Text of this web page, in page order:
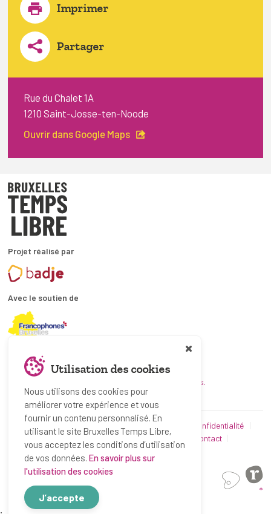
Imprimer
Partager
Rue du Chalet 1A
1210 Saint-Josse-ten-Noode
Ouvrir dans Google Maps
Projet réalisé par
Avec le soutien de
En collaboration avec
et les coordinations ATL bruxelloises.
© Bruxelles Temps Libre 2019-2026
Politique de confidentialité
Conditions d’utilisation
Utilisation des cookies
Contact
Partenaires
*
Utilisation des cookies
Nous utilisons des cookies pour
améliorer votre expérience et vous
fournir un contenu personnalisé. En
utilisant le site Bruxelles Temps Libre,
vous acceptez les conditions d’utilisation
de vos données. En savoir plus sur
l'utilisation des cookies
J’accepte